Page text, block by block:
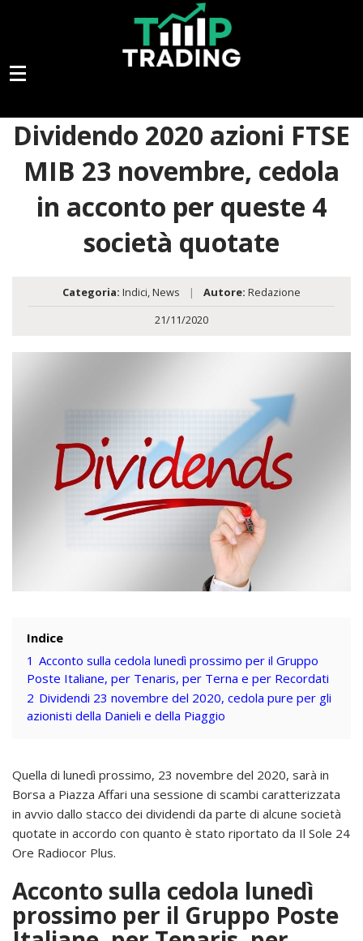
Dividendo 2020 azioni FTSE
MIB 23 novembre, cedola
in acconto per queste 4
società quotate
Categoria: Indici,News | Autore: Redazione
21/11/2020
Indice
1 Acconto sulla cedola lunedì prossimo per il Gruppo
Poste Italiane, per Tenaris, per Terna e per Recordati
2 Dividendi 23 novembre del 2020, cedola pure per gli
azionisti della Danieli e della Piaggio
Quella di lunedì prossimo, 23 novembre del 2020, sarà in
Borsa a Piazza Affari una sessione di scambi caratterizzata
in avvio dallo stacco dei dividendi da parte di alcune società
quotate in accordo con quanto è stato riportato da Il Sole 24
Ore Radiocor Plus.
Acconto sulla cedola lunedì
prossimo per il Gruppo Poste